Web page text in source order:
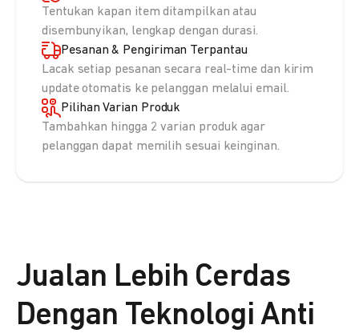
Tentukan kapan item ditampilkan atau
disembunyikan, lengkap dengan durasi.
Pesanan & Pengiriman Terpantau
Lacak setiap pesanan secara real-time dan kirim
update otomatis ke pelanggan melalui email.
Pilihan Varian Produk
Tambahkan hingga 2 varian produk agar
pelanggan dapat memilih sesuai keinginan.
Jualan Lebih Cerdas
Dengan Teknologi Anti